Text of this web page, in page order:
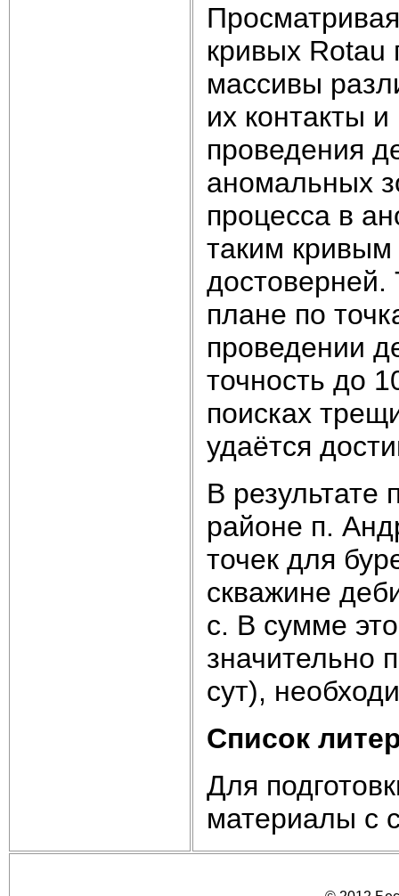
кривых
массивы
их контакты
проведения
аномальных
процесса в
таким кривым
плане по
проведении
точность до
поисках
удаётся
В результате
районе п.
точек для
скважине
с. В сумме
значительно
сут),
Список
Для
материалы с